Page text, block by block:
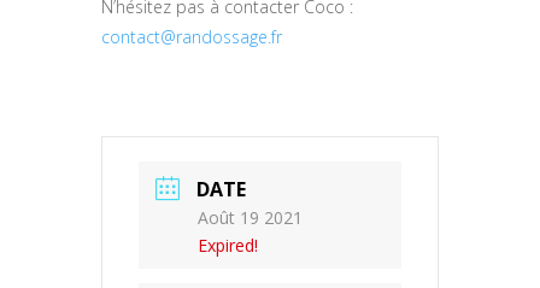
N’hésitez pas à contacter Coco :
contact@randossage.fr
DATE
Août 19 2021
Expired!